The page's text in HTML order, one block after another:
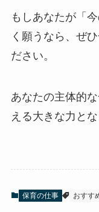
もしあなたが「
く願うなら、ぜ
ださい。
あなたの主体的
える大きな力とな
保育の仕事 おすす